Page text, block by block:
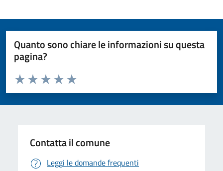
Quanto sono chiare le informazioni su questa
pagina?
Valuta da 1 a 5 stelle la pagina
Valuta 5 stelle su 5
Valuta 4 stelle su 5
Valuta 3 stelle su 5
Valuta 2 stelle su 5
Valuta 1 stelle su 5
Contatta il comune
Leggi le domande frequenti